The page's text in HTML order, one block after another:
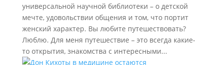
универсальной научной библиотеки – о детской
мечте, удовольствии общения и том, что портит
женский характер. Вы любите путешествовать?
Люблю. Для меня путешествие – это всегда какие-
то открытия, знакомства с интересными...